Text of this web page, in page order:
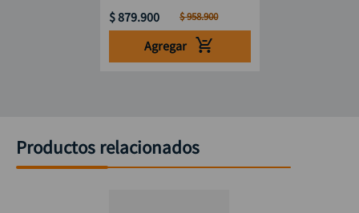
$879.900 $958.900
Agregar
Productos relacionados